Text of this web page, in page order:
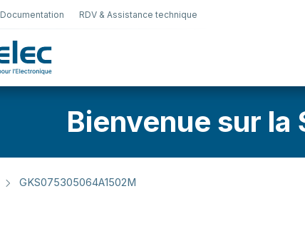
Documentation RDV & Assistance technique
Bienvenue sur
GKS075305064A1502M